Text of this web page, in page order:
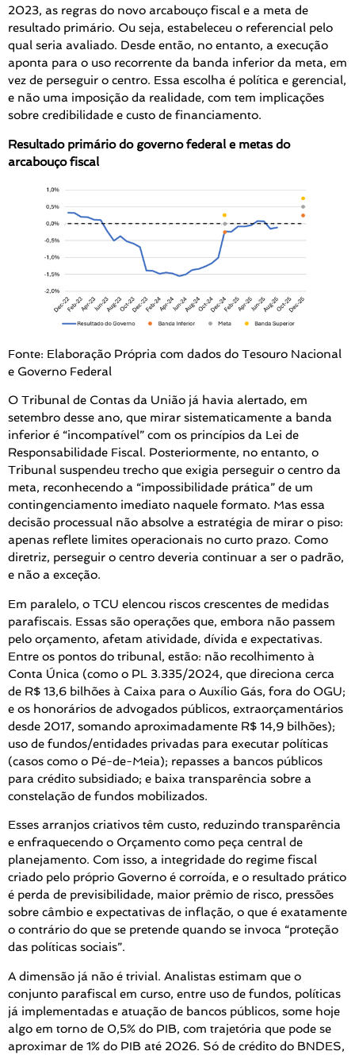
2023, as regras do novo arcabouço fiscal e a meta de
resultado primário. Ou seja, estabeleceu o referencial pelo
qual seria avaliado. Desde então, no entanto, a execução
aponta para o uso recorrente da banda inferior da meta, em
vez de perseguir o centro. Essa escolha é política e gerencial,
e não uma imposição da realidade, com tem implicações
sobre credibilidade e custo de financiamento.
Resultado primário do governo federal e metas do
arcabouço fiscal
Fonte: Elaboração Própria com dados do Tesouro Nacional
e Governo Federal
O Tribunal de Contas da União já havia alertado, em
setembro desse ano, que mirar sistematicamente a banda
inferior é “incompatível” com os princípios da Lei de
Responsabilidade Fiscal. Posteriormente, no entanto, o
Tribunal suspendeu trecho que exigia perseguir o centro da
meta, reconhecendo a “impossibilidade prática” de um
contingenciamento imediato naquele formato. Mas essa
decisão processual não absolve a estratégia de mirar o piso:
apenas reflete limites operacionais no curto prazo. Como
diretriz, perseguir o centro deveria continuar a ser o padrão,
e não a exceção.
Em paralelo, o TCU elencou riscos crescentes de medidas
parafiscais. Essas são operações que, embora não passem
pelo orçamento, afetam atividade, dívida e expectativas.
Entre os pontos do tribunal, estão: não recolhimento à
Conta Única (como o PL 3.335/2024, que direciona cerca
de R$ 13,6 bilhões à Caixa para o Auxílio Gás, fora do OGU;
e os honorários de advogados públicos, extraorçamentários
desde 2017, somando aproximadamente R$ 14,9 bilhões);
uso de fundos/entidades privadas para executar políticas
(casos como o Pé-de-Meia); repasses a bancos públicos
para crédito subsidiado; e baixa transparência sobre a
constelação de fundos mobilizados.
Esses arranjos criativos têm custo, reduzindo transparência
e enfraquecendo o Orçamento como peça central de
planejamento. Com isso, a integridade do regime fiscal
criado pelo próprio Governo é corroída, e o resultado prático
é perda de previsibilidade, maior prêmio de risco, pressões
sobre câmbio e expectativas de inflação, o que é exatamente
o contrário do que se pretende quando se invoca “proteção
das políticas sociais”.
A dimensão já não é trivial. Analistas estimam que o
conjunto parafiscal em curso, entre uso de fundos, políticas
já implementadas e atuação de bancos públicos, some hoje
algo em torno de 0,5% do PIB, com trajetória que pode se
aproximar de 1% do PIB até 2026. Só de crédito do BNDES,